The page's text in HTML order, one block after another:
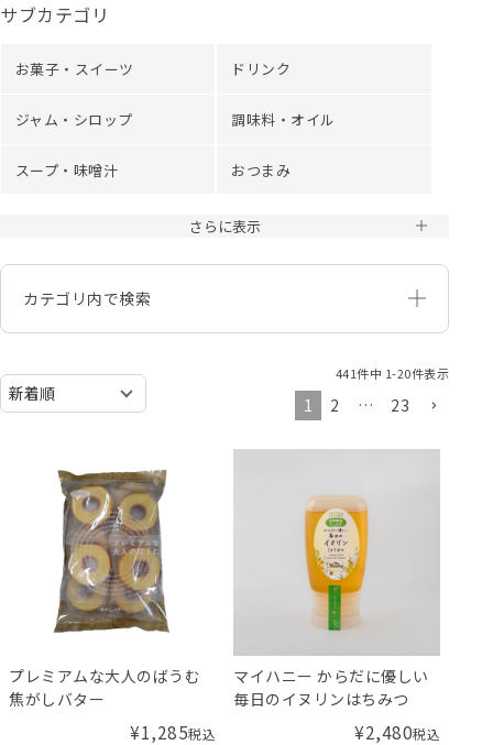
サブカテゴリ
お菓子・スイーツ ドリンク
ジャム・シロップ 調味料・オイル
スープ・味噌汁 おつまみ
さらに表示
カテゴリ内で検索
441件中 1-20件表示
1 2 … 23
プレミアムな大人のばうむ
焦がしバター
¥1,285税込
マイハニー からだに優しい
毎日のイヌリンはちみつ
¥2,480税込